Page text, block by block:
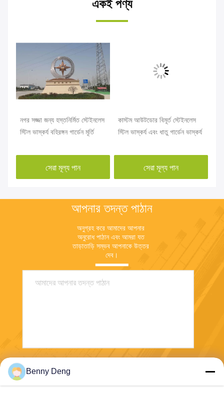
একই পণ্য
নগর সজ্জা জন্য হস্তনির্মিত স্টেইনলেস
স্টিল ভাস্কর্য বহিরঙ্গন গার্ডেন মূর্তি
সেরা মূল্য পান
কাস্টম আউটডোর বিমূর্ত স্টেইনলেস
স্টিল ভাস্কর্য এবং ধাতু গার্ডেন ভাস্কর্য
সেরা মূল্য পান
আপনার তদন্ত পাঠান
অনুগ্রহ করে আমাদের আপনার
অনুরোধ পাঠান এবং আমরা যত
তাড়াতাড়ি সম্ভব আপনাকে উত্তর
দেব।
Benny Deng